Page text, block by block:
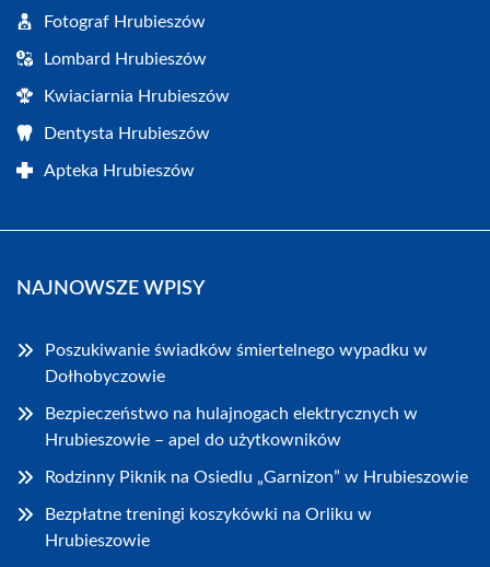
Fotograf Hrubieszów
Lombard Hrubieszów
Kwiaciarnia Hrubieszów
Dentysta Hrubieszów
Apteka Hrubieszów
NAJNOWSZE WPISY
Poszukiwanie świadków śmiertelnego wypadku w
Dołhobyczowie
Bezpieczeństwo na hulajnogach elektrycznych w
Hrubieszowie – apel do użytkowników
Rodzinny Piknik na Osiedlu „Garnizon” w Hrubieszowie
Bezpłatne treningi koszykówki na Orliku w
Hrubieszowie